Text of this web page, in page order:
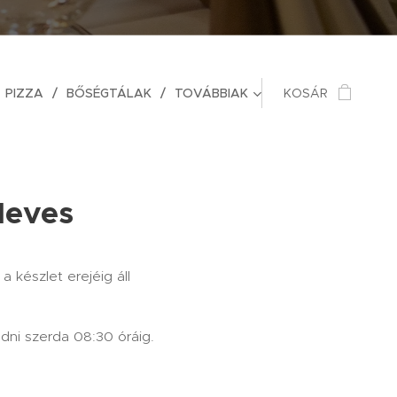
PIZZA BŐSÉGTÁLAK TOVÁBBIAK KOSÁR
a készlet erejéig áll
szerda 08:30 óráig.